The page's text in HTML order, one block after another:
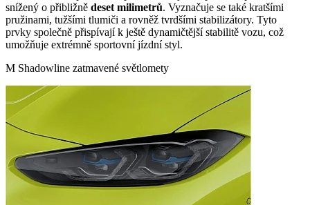
snížený o přibližně deset milimetrů. Vyznačuje se také kratšími
pružinami, tužšími tlumiči a rovněž tvrdšími stabilizátory. Tyto
prvky společně přispívají k ještě dynamičtější stabilitě vozu, což
umožňuje extrémně sportovní jízdní styl.
M Shadowline zatmavené světlomety